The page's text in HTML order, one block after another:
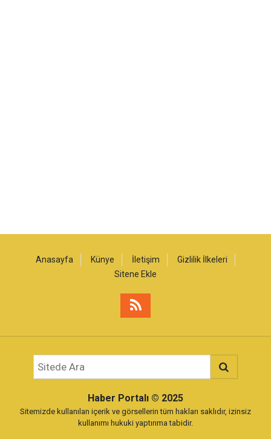
Anasayfa Künye İletişim
Gizlilik İlkeleri
Sitene Ekle
Haber Portalı © 2025
Sitemizde kullanılan içerik ve görsellerin tüm hakları saklıdır, izinsiz
kullanımı hukuki yaptırıma tabidir.